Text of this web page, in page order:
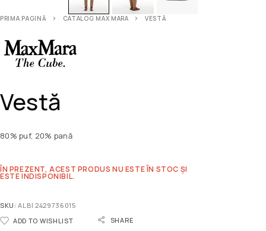
PRIMA PAGINĂ CATALOG MAX MARA VESTĂ
Vestă
80% puf, 20% pană
ÎN PREZENT, ACEST PRODUS NU ESTE ÎN STOC ȘI
ESTE INDISPONIBIL.
SKU:ALBI 2429736015
ADD TO WISHLIST
SHARE